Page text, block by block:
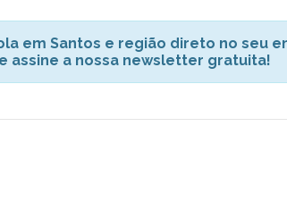
em Santos e região direto no seu
assine a nossa newsletter gratuita!